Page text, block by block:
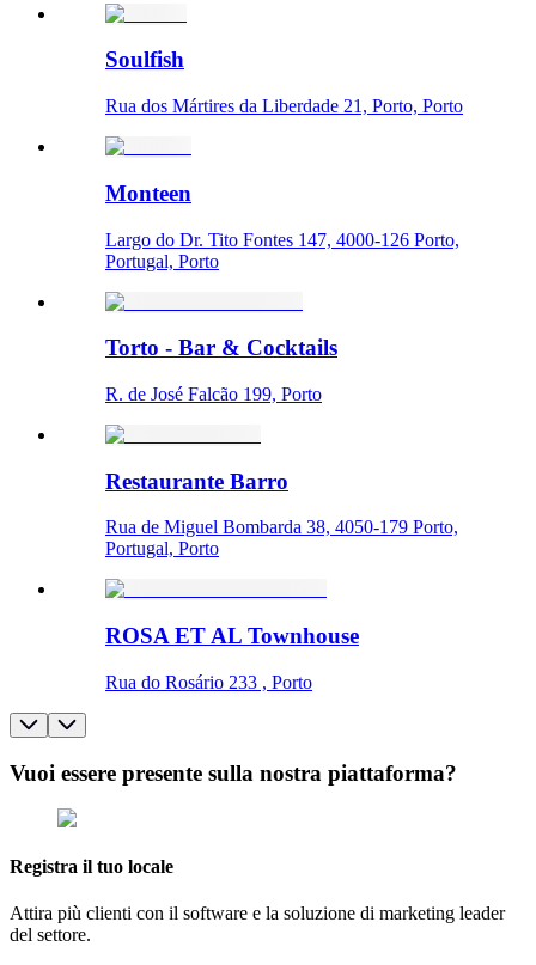
Soulfish
Rua dos Mártires da Liberdade 21, Porto, Porto
Monteen
Largo do Dr. Tito Fontes 147, 4000-126 Porto,
Portugal, Porto
Torto - Bar & Cocktails
R. de José Falcão 199, Porto
Restaurante Barro
Rua de Miguel Bombarda 38, 4050-179 Porto,
Portugal, Porto
ROSA ET AL Townhouse
Rua do Rosário 233 , Porto
Vuoi essere presente sulla nostra piattaforma?
Registra il tuo locale
Attira più clienti con il software e la soluzione di marketing leader
del settore.